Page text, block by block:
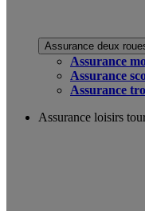
Assurance deux
Assurance
Assurance
Assurance
Assurance loisirs